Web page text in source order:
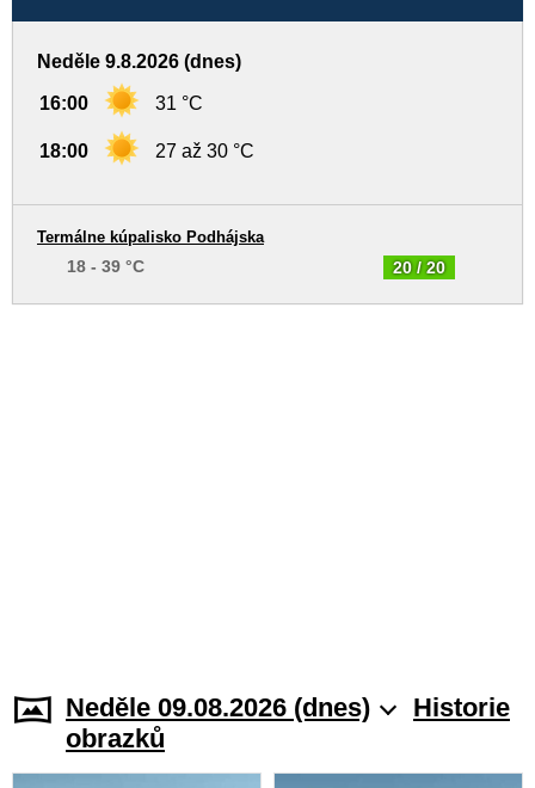
Neděle 9.8.2026 (dnes)
16:00 31 °C
18:00 27 až 30 °C
20 / 20
Termálne kúpalisko Podhájska
18 - 39 °C
Neděle 09.08.2026 (dnes)
Historie
obrazků